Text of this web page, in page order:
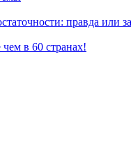
правда или
в 60 странах!